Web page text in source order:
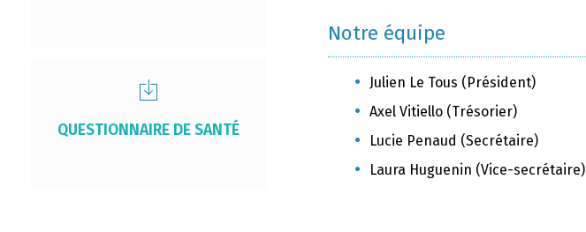
QUESTIONNAIRE DE SANTÉ
Notre équipe
Julien Le Tous (Président)
Axel Vitiello (Trésorier)
Lucie Penaud (Secrétaire)
Laura Huguenin (Vice-secrétaire)